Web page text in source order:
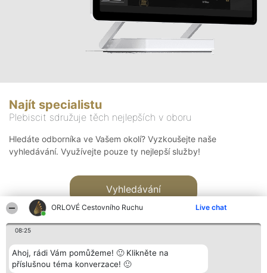
ORLOVÉ Cestovního Ruchu Live chat
08:25
Ahoj, rádi Vám pomůžeme! 🙂 Klikněte na
příslušnou téma konverzace! 🙂
Najít specialistu
Plebiscit sdružuje těch nejlepších v oboru
Hledáte odborníka ve Vašem okolí? Vyzkoušejte naše
vyhledávání. Využívejte pouze ty nejlepší služby!
Vyhledávání